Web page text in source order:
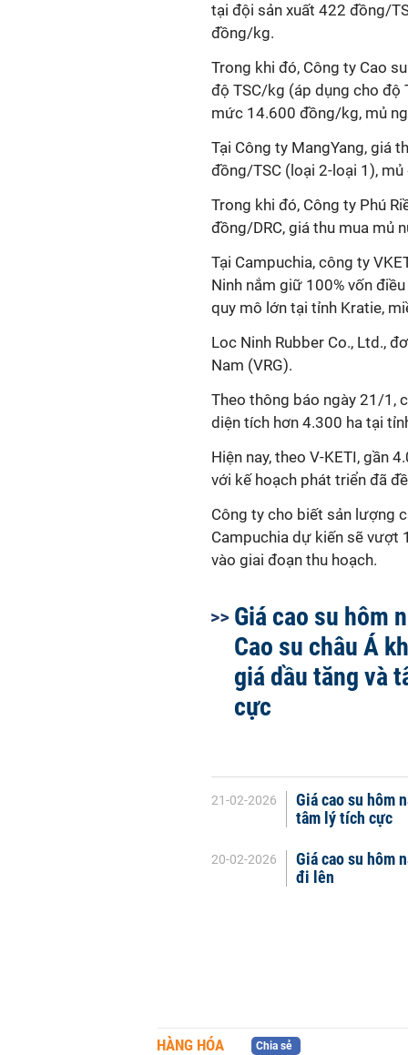
tại đội sản xuất 422 đồng/
đồng/kg.
Trong khi đó, Công ty Cao
độ TSC/kg (áp dụng cho độ
mức 14.600 đồng/kg, mủ
Tại Công ty MangYang, giá
đồng/TSC (loại 2-loại 1),
Trong khi đó, Công ty Phú
đồng/DRC, giá thu mua mủ
Tại Campuchia, công ty
Ninh nắm giữ 100% vốn
quy mô lớn tại tỉnh Kratie,
Loc Ninh Rubber Co., Ltd.,
Nam (VRG).
Theo thông báo ngày 21/1,
diện tích hơn 4.300 ha tại
Hiện nay, theo V-KETI, gần
với kế hoạch phát triển đã
Công ty cho biết sản lượng
Campuchia dự kiến sẽ vượt
vào giai đoạn thu hoạch.
Giá cao su hôm
Cao su châu Á
giá dầu tăng và
cực
21-02-2026
Giá cao su hôm
tâm lý tích cực
20-02-2026
Giá cao su hôm
đi lên
HÀNG HÓA Chia sẻ